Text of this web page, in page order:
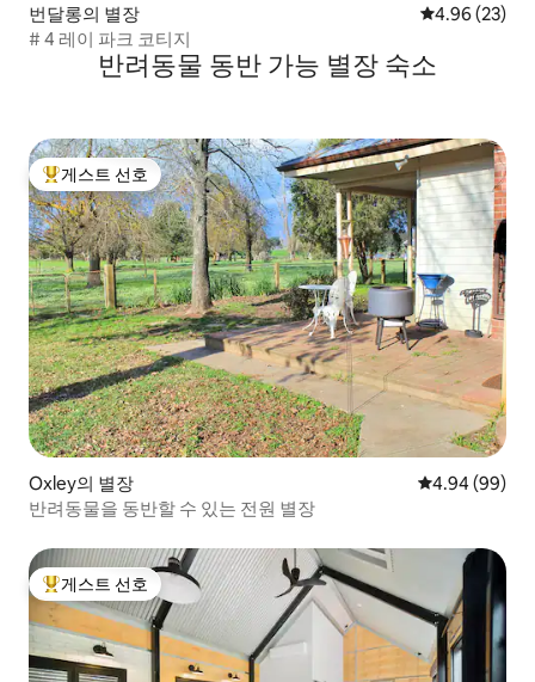
번달롱의 별장 평점 4.96점(5
4.96 (23)
# 4 레이 파크 코티지
반려동물 동반 가능 별장 숙소
상위 게스트 선호
게스트 선호
Oxley의 별장 평점 4.94점(5
4.94 (99)
반려동물을 동반할 수 있는 전원 별장
상위 게스트 선호
게스트 선호